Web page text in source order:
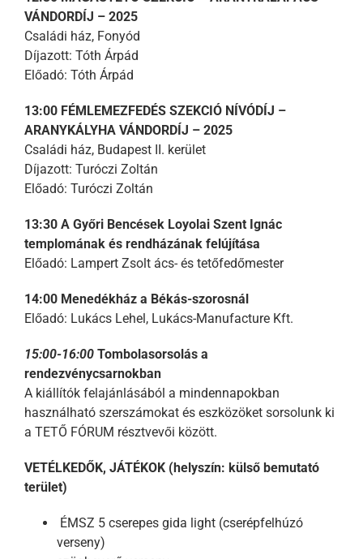
VÁNDORDÍJ – 2025
Családi ház, Fonyód
Díjazott: Tóth Árpád
Előadó: Tóth Árpád
13:00 FÉMLEMEZFEDÉS SZEKCIÓ NÍVÓDÍJ –
ARANYKÁLYHA VÁNDORDÍJ – 2025
Családi ház, Budapest II. kerület
Díjazott: Turóczi Zoltán
Előadó: Turóczi Zoltán
13:30 A Győri Bencések Loyolai Szent Ignác
templomának és rendházának felújítása
Előadó: Lampert Zsolt ács- és tetőfedőmester
14:00 Menedékház a Békás-szorosnál
Előadó: Lukács Lehel, Lukács-Manufacture Kft.
15:00-16:00 Tombolasorsolás a
rendezvénycsarnokban
A kiállítók felajánlásából a mindennapokban
használható szerszámokat és eszközöket sorsolunk ki
a TETŐ FÓRUM résztvevői között.
VETÉLKEDŐK, JÁTÉKOK (helyszín: külső bemutató
terület)
ÉMSZ 5 cserepes gida light (cserépfelhúzó
verseny)